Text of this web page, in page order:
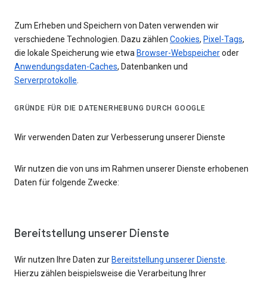
Zum Erheben und Speichern von Daten verwenden wir
verschiedene Technologien. Dazu zählen Cookies, Pixel-Tags,
die lokale Speicherung wie etwa Browser-Webspeicheroder
Anwendungsdaten-Caches, Datenbanken und
Serverprotokolle.
GRÜNDE FÜR DIE DATENERHEBUNG DURCH GOOGLE
Wir verwenden Daten zur Verbesserung unserer Dienste
Wir nutzen die von uns im Rahmen unserer Dienste erhobenen
Daten für folgende Zwecke:
Bereitstellung unserer Dienste
Wir nutzen Ihre Daten zur Bereitstellung unserer Dienste
Hierzu zählen beispielsweise die Verarbeitung Ihrer